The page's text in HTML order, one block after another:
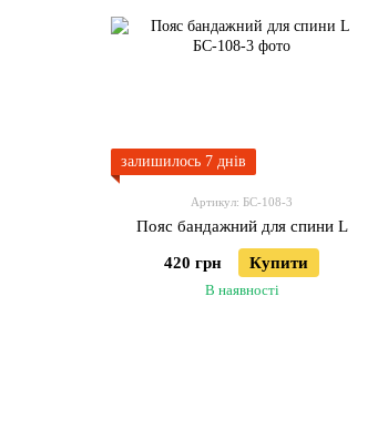
залишилось 7 днів
Артикул: БС-108-3
Пояс бандажний для спини L
420 грн Купити
В наявності